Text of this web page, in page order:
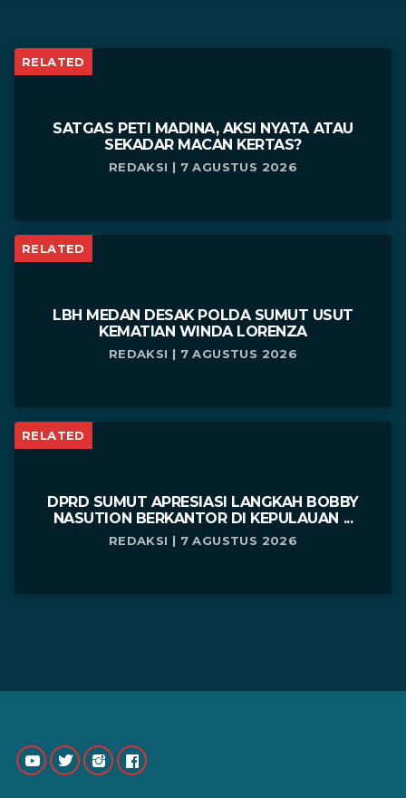
RELATED
SATGAS PETI MADINA, AKSI NYATA ATAU
SEKADAR MACAN KERTAS?
REDAKSI | 7 AGUSTUS 2026
RELATED
LBH MEDAN DESAK POLDA SUMUT USUT
KEMATIAN WINDA LORENZA
REDAKSI | 7 AGUSTUS 2026
RELATED
DPRD SUMUT APRESIASI LANGKAH BOBBY
NASUTION BERKANTOR DI KEPULAUAN ...
REDAKSI | 7 AGUSTUS 2026